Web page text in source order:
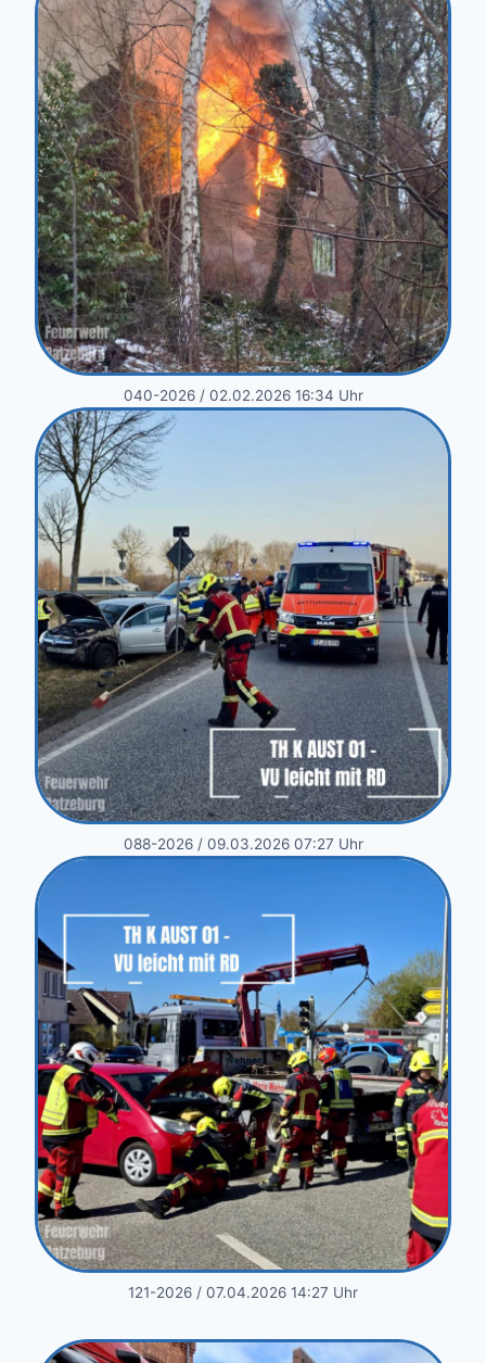
040-2026 / 02.02.2026 16:34 Uhr
088-2026 / 09.03.2026 07:27 Uhr
121-2026 / 07.04.2026 14:27 Uhr